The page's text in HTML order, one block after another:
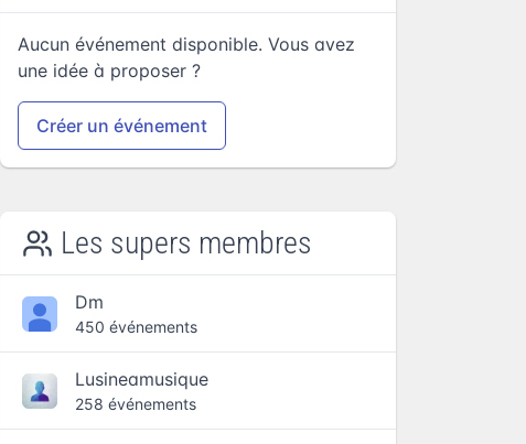
Aucun événement disponible. Vous avez
une idée à proposer ?
Créer un événement
Les supers membres
Dm
450 événements
Lusineamusique
258 événements